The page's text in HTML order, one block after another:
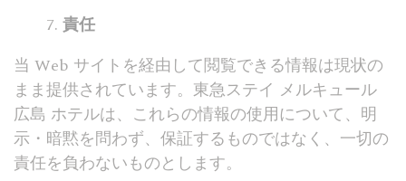
責任
当 Web サイトを経由して閲覧できる情報は現状の
まま提供されています。東急ステイ メルキュール
広島 ホテルは、これらの情報の使用について、明
示・暗黙を問わず、保証するものではなく、一切の
責任を負わないものとします。